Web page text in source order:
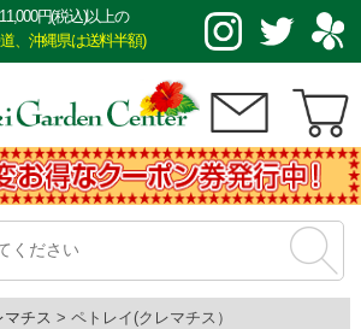
円(税込)以上の
、沖縄県は送料半額)
マチス ペトレイ(クレマチス）